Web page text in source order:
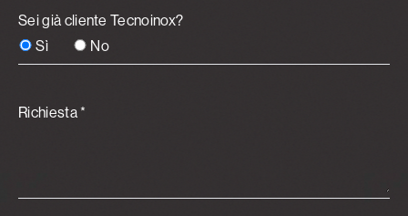
Sei già cliente Tecnoinox?
Sì
No
Richiesta *